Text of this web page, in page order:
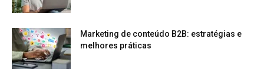
Marketing de conteúdo B2B: estratégias e
melhores práticas